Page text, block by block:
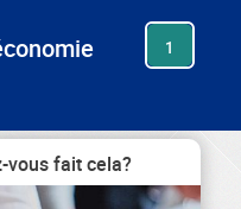
1
vous fait cela?